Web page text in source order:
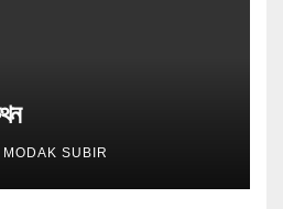
MODAK SUBIR